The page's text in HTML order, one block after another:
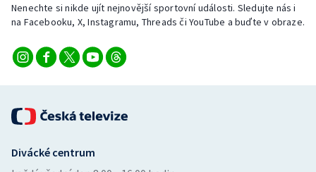
Nenechte si nikde ujít nejnovější sportovní události. Sledujte nás i
na Facebooku, X, Instagramu, Threads či YouTube a buďte v obraze.
Divácké centrum